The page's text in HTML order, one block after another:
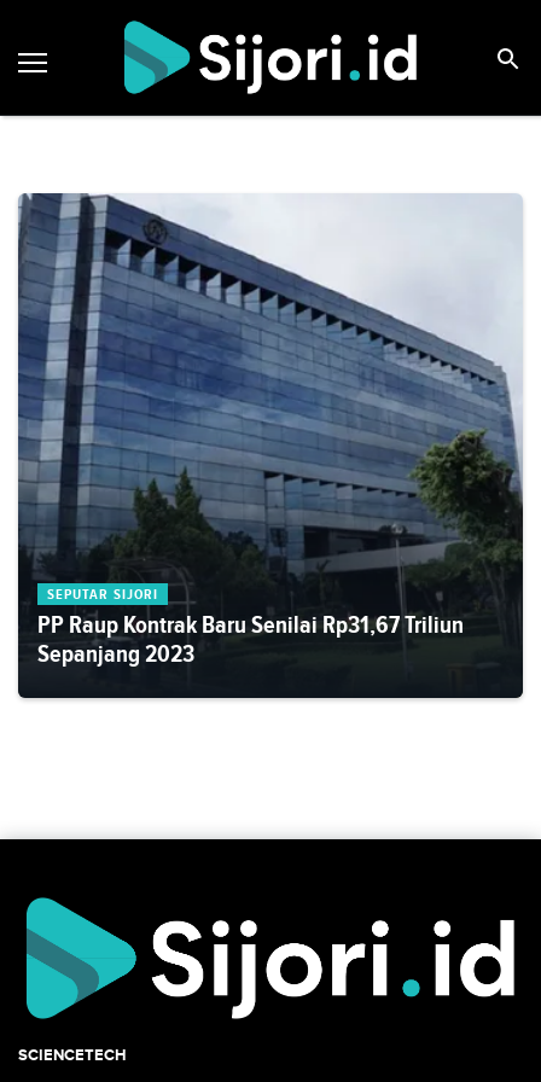
SEPUTAR SIJORI
PP Raup Kontrak Baru Senilai Rp31,67 Triliun
Sepanjang 2023
SCIENCETECH